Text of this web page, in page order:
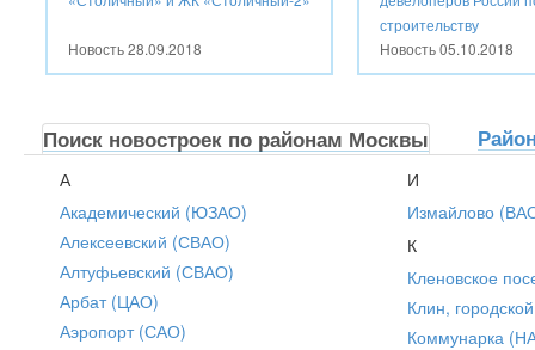
Новость28.09.2018
строительству
Новость05.10.2018
Поиск новостроек по районам Москвы
А
Академический (ЮЗАО)
Алексеевский (СВАО)
Алтуфьевский (СВАО)
Арбат (ЦАО)
Аэропорт (САО)
И
Измайлово
К
Кленовское
Клин,
Коммунарка